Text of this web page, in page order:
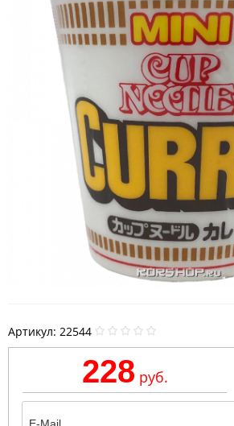
Артикул: 22544
228 руб.